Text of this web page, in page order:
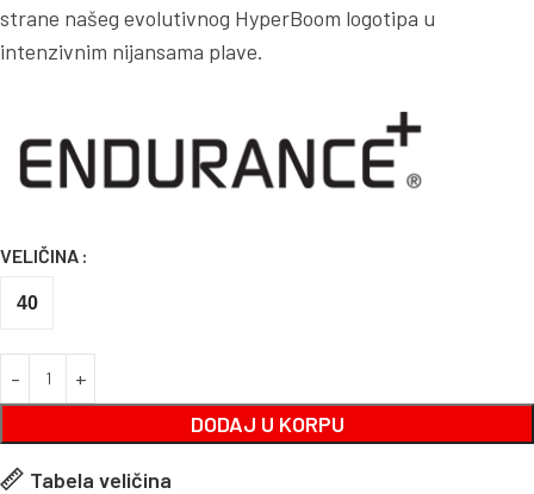
strane našeg evolutivnog HyperBoom ​​logotipa u
intenzivnim nijansama plave.
VELIČINA
40
DODAJ U KORPU
Tabela veličina